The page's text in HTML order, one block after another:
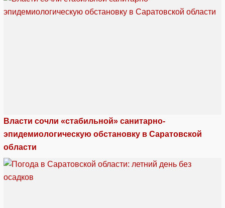
Власти сочли «стабильной» санитарно-
эпидемиологическую обстановку в Саратовской
области